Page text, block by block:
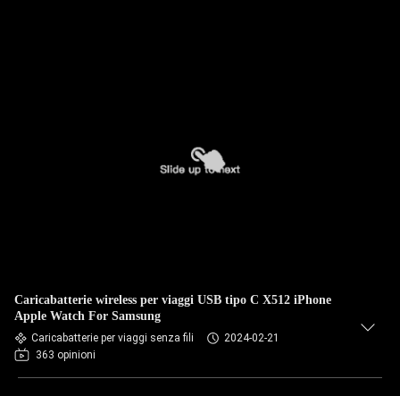
Caricabatterie wireless per viaggi USB tipo C X512 iPhone
Apple Watch For Samsung
Caricabatterie per viaggi senza fili
2024-02-21
363 opinioni